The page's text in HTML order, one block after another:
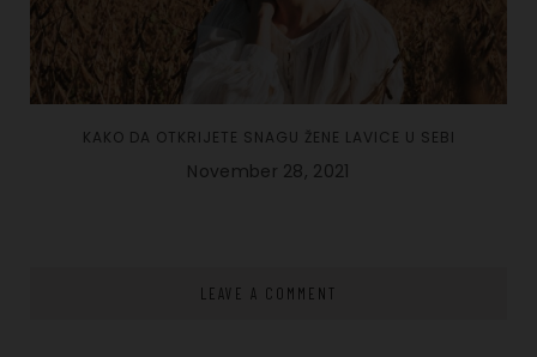
KAKO DA OTKRIJETE SNAGU ŽENE LAVICE U SEBI
November 28, 2021
LEAVE A COMMENT